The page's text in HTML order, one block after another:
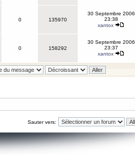
0 135970
30 Septembre 2006
23:38
xantox
0 158292
30 Septembre 2006
23:37
xantox
Sauter vers: